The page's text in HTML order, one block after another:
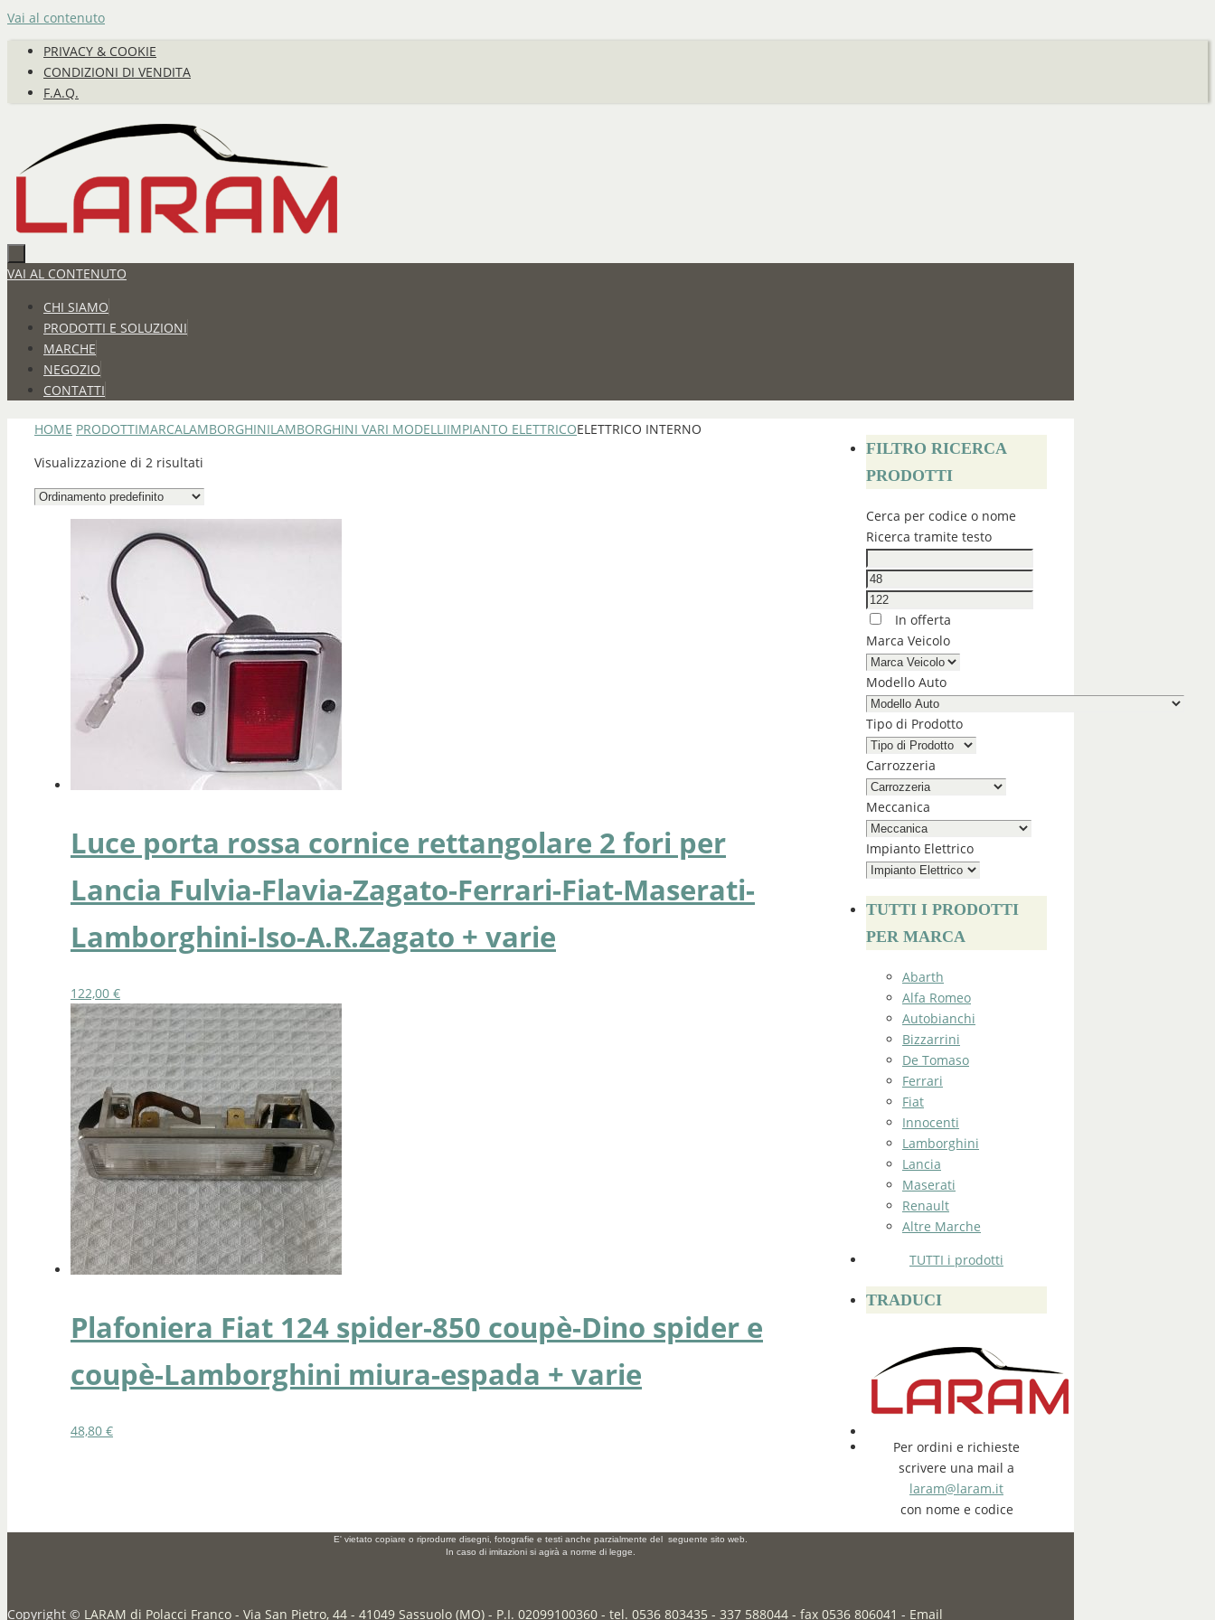
Vai al contenuto
PRIVACY & COOKIE
CONDIZIONI DI VENDITA
F.A.Q.
VAI AL CONTENUTO
CHI SIAMO
PRODOTTI E SOLUZIONI
MARCHE
NEGOZIO
CONTATTI
HOME PRODOTTIMARCALAMBORGHINILAMBORGHINI VARI MODELLIIMPIANTO ELETTRICOELETTRICO INTERNO
Visualizzazione di 2 risultati
Luce porta rossa cornice rettangolare 2 fori per
Lancia Fulvia-Flavia-Zagato-Ferrari-Fiat-Maserati-
Lamborghini-Iso-A.R.Zagato + varie
122,00 €
Plafoniera Fiat 124 spider-850 coupè-Dino spider e
coupè-Lamborghini miura-espada + varie
48,80 €
FILTRO RICERCA
PRODOTTI
Cerca per codice o nome
Ricerca tramite testo
In offerta
Marca Veicolo
Modello Auto
Tipo di Prodotto
Carrozzeria
Meccanica
Impianto Elettrico
TUTTI I PRODOTTI
PER MARCA
Abarth
Alfa Romeo
Autobianchi
Bizzarrini
De Tomaso
Ferrari
Fiat
Innocenti
Lamborghini
Lancia
Maserati
Renault
Altre Marche
TUTTI i prodotti
TRADUCI
Per ordini e richieste
scrivere una mail a
laram@laram.it
con nome e codice
E' vietato copiare o riprodurre disegni, fotografie e testi anche parzialmente del seguente sito web.
In caso di imitazioni si agirà a norme di legge.
Copyright © LARAM di Polacci Franco - Via San Pietro, 44 - 41049 Sassuolo (MO) - P.I. 02099100360 - tel. 0536 803435 - 337 588044 - fax 0536 806041 - Email